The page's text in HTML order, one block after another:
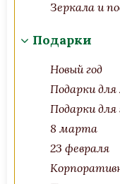
Зеркала и
Подарки
Новый год
Подарки
Подарки
8 марта
23 февраля